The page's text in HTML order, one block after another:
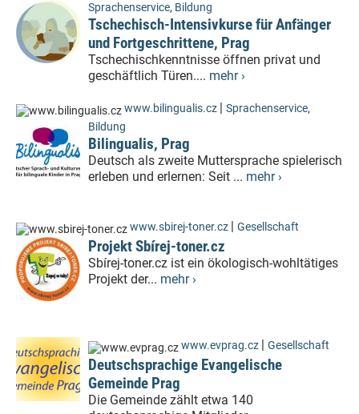
Sprachenservice, Bildung
Tschechisch-Intensivkurse für Anfänger
und Fortgeschrittene, Prag
Tschechischkenntnisse öffnen privat und
geschäftlich Türen.... mehr ›
www.bilingualis.cz | Sprachenservice,
Bildung
Bilingualis, Prag
Deutsch als zweite Muttersprache spielerisch
erleben und erlernen: Seit ... mehr ›
www.sbirej-toner.cz | Gesellschaft
Projekt Sbírej-toner.cz
Sbírej-toner.cz ist ein ökologisch-wohltätiges
Projekt der... mehr ›
www.evprag.cz | Gesellschaft
Deutschsprachige Evangelische
Gemeinde Prag
Die Gemeinde zählt etwa 140